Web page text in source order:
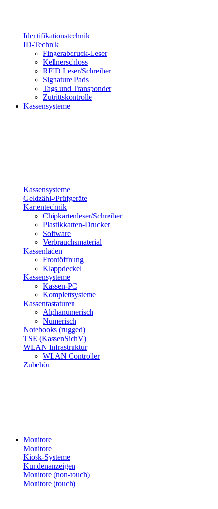
Identifikationstechnik
ID-Technik
Fingerabdruck-Leser
Kellnerschloss
RFID Leser/Schreiber
Signature Pads
Tags und Transponder
Zutrittskontrolle
Kassensysteme
Kassensysteme
Geldzähl-/Prüfgeräte
Kartentechnik
Chipkartenleser/Schreiber
Plastikkarten-Drucker
Software
Verbrauchsmaterial
Kassenladen
Frontöffnung
Klappdeckel
Kassensysteme
Kassen-PC
Komplettsysteme
Kassentastaturen
Alphanumerisch
Numerisch
Notebooks (rugged)
TSE (KassenSichV)
WLAN Infrastruktur
WLAN Controller
Zubehör
Monitore
Monitore
Kiosk-Systeme
Kundenanzeigen
Monitore (non-touch)
Monitore (touch)